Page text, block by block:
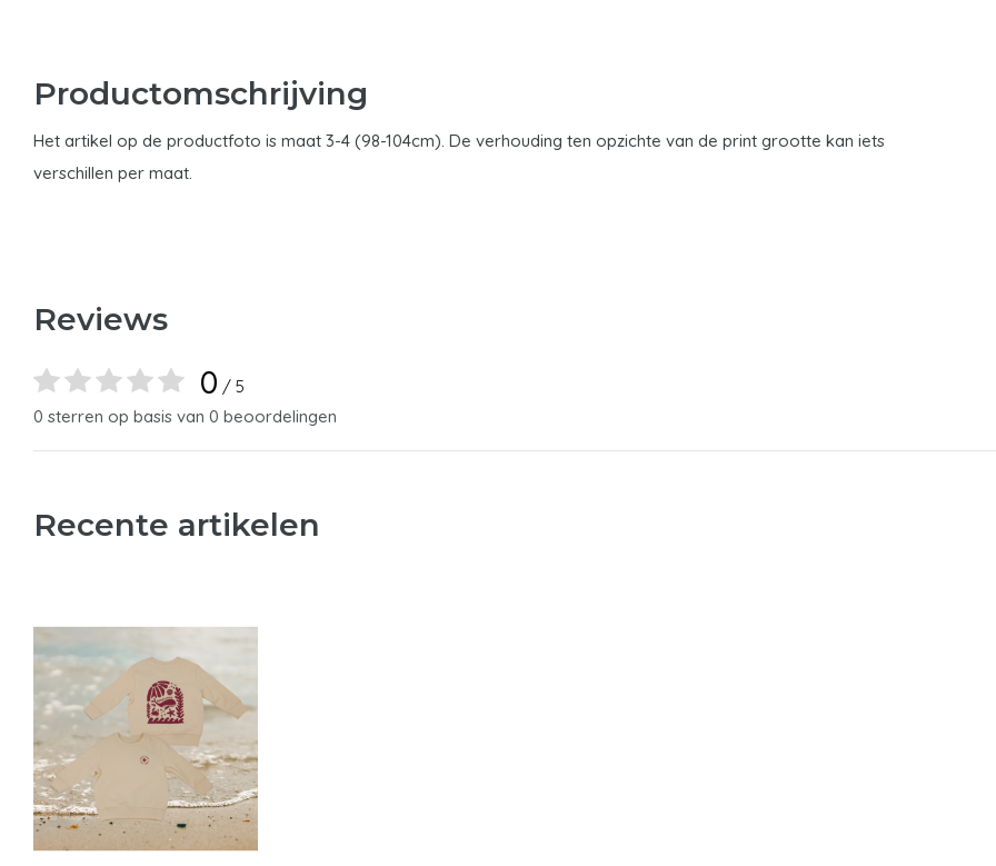
Productomschrijving
Het artikel op de productfoto is maat 3-4 (98-104cm). De verhouding ten opzichte van de print grootte kan iets
verschillen per maat.
Reviews
0 / 5
0 sterren op basis van 0 beoordelingen
Recente artikelen